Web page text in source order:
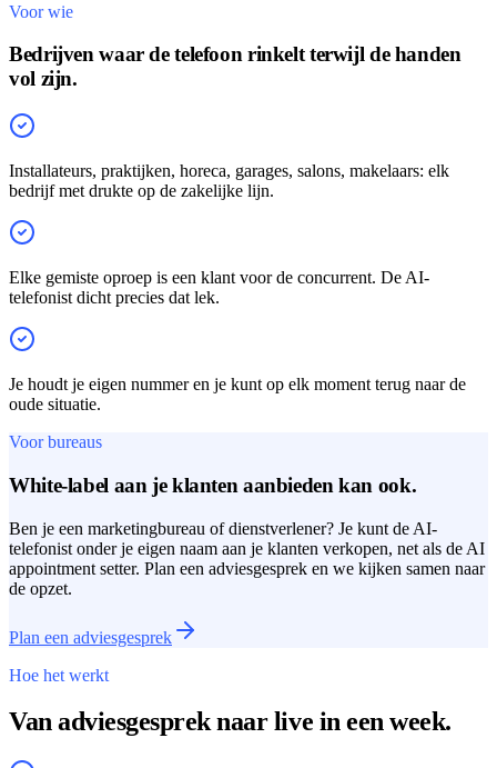
Voor wie
Bedrijven waar de telefoon rinkelt terwijl de handen
vol zijn.
Installateurs, praktijken, horeca, garages, salons, makelaars: elk
bedrijf met drukte op de zakelijke lijn.
Elke gemiste oproep is een klant voor de concurrent. De AI-
telefonist dicht precies dat lek.
Je houdt je eigen nummer en je kunt op elk moment terug naar de
oude situatie.
Voor bureaus
White-label aan je klanten aanbieden kan ook.
Ben je een marketingbureau of dienstverlener? Je kunt de AI-
telefonist onder je eigen naam aan je klanten verkopen, net als de AI
appointment setter. Plan een adviesgesprek en we kijken samen naar
de opzet.
Plan een adviesgesprek
Hoe het werkt
Van adviesgesprek naar live in een week.